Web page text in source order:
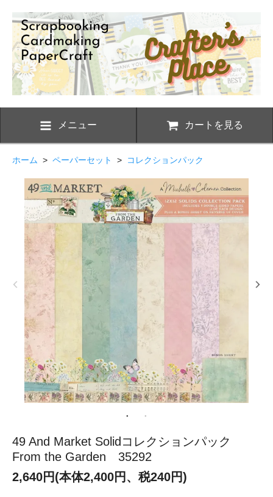
メニュー カートを見る
ホーム > ペーパーセット > コレクションパック
49 And Market Solidコレクションパック
From the Garden 35292
2,640円(本体2,400円、税240円)